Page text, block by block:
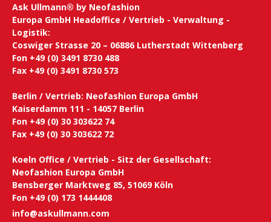
Ask Ullmann® by Neofashion
Europa GmbH Headoffice / Vertrieb - Verwaltung -
Logistik:
Coswiger Strasse 20 – 06886 Lutherstadt Wittenberg
Fon +49 (0) 3491 8730 488
Fax +49 (0) 3491 8730 573
Berlin / Vertrieb: Neofashion Europa GmbH
Kaiserdamm 111 - 14057 Berlin
Fon +49 (0) 30 303622 74
Fax +49 (0) 30 303622 72
Koeln Office / Vertrieb - Sitz der Gesellschaft:
Neofashion Europa GmbH
Bensberger Marktweg 85, 51069 Köln
Fon +49 (0) 173 1444408
info@askullmann.com